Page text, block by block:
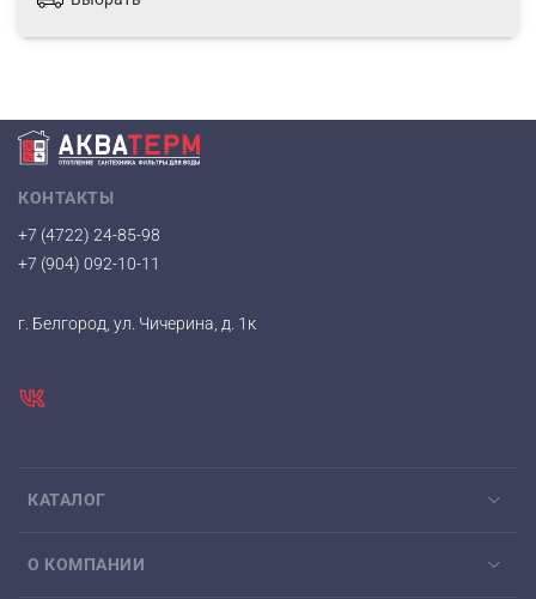
КАТАЛОГ
О КОМПАНИИ
КОНТАКТЫ
+7 (4722) 24-85-98
+7 (904) 092-10-11
г. Белгород, ул. Чичерина, д. 1к